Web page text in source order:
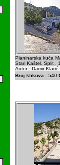
Planinarska kuća
Stari Kaštel. Split .
Autor : Damir Klarić
Broj klikova :540